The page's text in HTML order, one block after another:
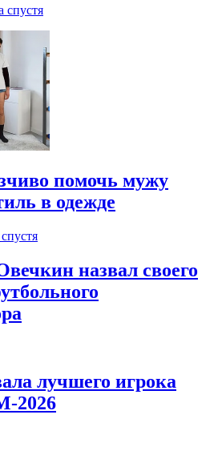
спустя
помочь мужу
в одежде
назвал своего
лучшего игрока
2026